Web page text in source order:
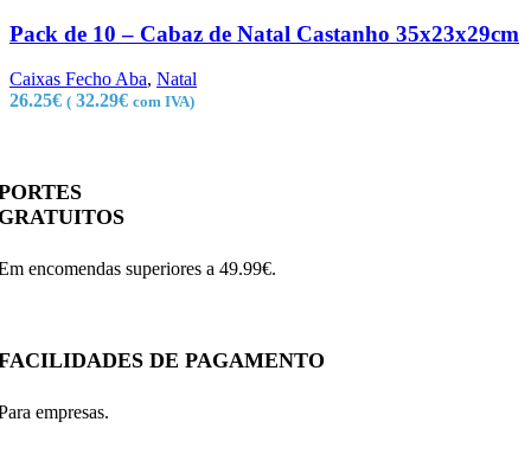
Pack de 10 – Cabaz de Natal Castanho 35x23x29cm
Caixas Fecho Aba, Natal
26.25€ ( 32.29€ com IVA)
encomendas superiores a 49.99€.
DE PAGAMENTO
empresas.